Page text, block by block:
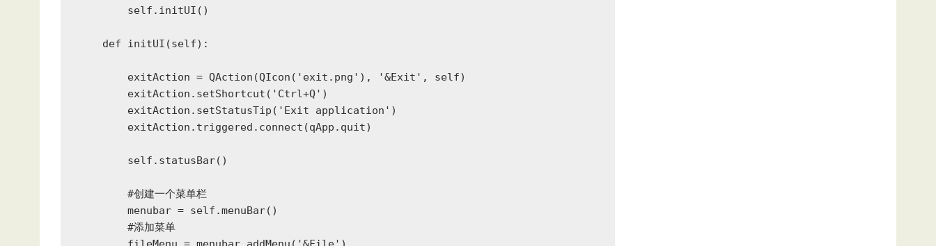
        self.initUI()
    def initUI(self):
        exitAction = QAction(QIcon('exit.png'), '&Exit', self)
        exitAction.setShortcut('Ctrl+Q')
        exitAction.setStatusTip('Exit application')
        exitAction.triggered.connect(qApp.quit)
        self.statusBar()
        #创建一个菜单栏
        menubar = self.menuBar()
        #添加菜单